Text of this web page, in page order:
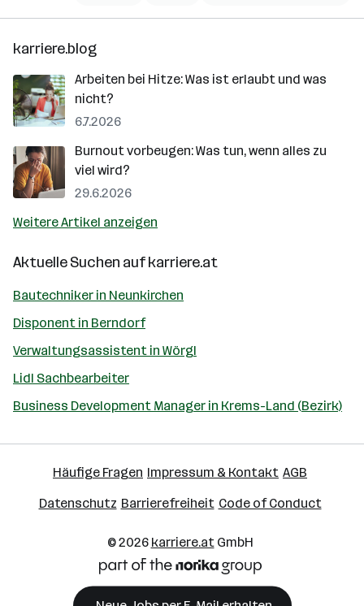
karriere.blog
Arbeiten bei Hitze: Was ist erlaubt und was
nicht?
6.7.2026
Burnout vorbeugen: Was tun, wenn alles zu
viel wird?
29.6.2026
Weitere Artikel anzeigen
Aktuelle Suchen aufkarriere.at
Bautechniker in Neunkirchen
Disponent in Berndorf
Verwaltungsassistent in Wörgl
Lidl Sachbearbeiter
Business Development Manager in Krems-Land (Bezirk)
Häufige Fragen Impressum & Kontakt AGB
Datenschutz Barrierefreiheit Code of Conduct
© 2026 karriere.at GmbH